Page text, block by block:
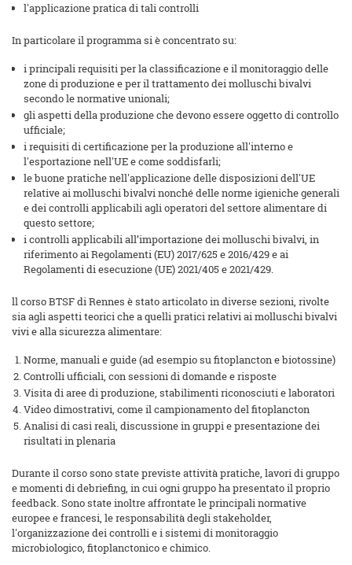
l'applicazione pratica di tali controlli
In particolare il programma si è concentrato su:
i principali requisiti per la classificazione e il monitoraggio delle
zone di produzione e per il trattamento dei molluschi bivalvi
secondo le normative unionali;
gli aspetti della produzione che devono essere oggetto di controllo
ufficiale;
i requisiti di certificazione per la produzione all'interno e
l'esportazione nell'UE e come soddisfarli;
le buone pratiche nell'applicazione delle disposizioni dell'UE
relative ai molluschi bivalvi nonché delle norme igieniche generali
e dei controlli applicabili agli operatori del settore alimentare di
questo settore;
i controlli applicabili all’importazione dei molluschi bivalvi, in
riferimento ai Regolamenti (EU) 2017/625 e 2016/429 e ai
Regolamenti di esecuzione (UE) 2021/405 e 2021/429.
ll corso BTSF di Rennes è stato articolato in diverse sezioni, rivolte
sia agli aspetti teorici che a quelli pratici relativi ai molluschi bivalvi
vivi e alla sicurezza alimentare:
Norme, manuali e guide (ad esempio su fitoplancton e biotossine)
Controlli ufficiali, con sessioni di domande e risposte
Visita di aree di produzione, stabilimenti riconosciuti e laboratori
Video dimostrativi, come il campionamento del fitoplancton
Analisi di casi reali, discussione in gruppi e presentazione dei
risultati in plenaria
Durante il corso sono state previste attività pratiche, lavori di gruppo
e momenti di debriefing, in cui ogni gruppo ha presentato il proprio
feedback. Sono state inoltre affrontate le principali normative
europee e francesi, le responsabilità degli stakeholder,
l'organizzazione dei controlli e i sistemi di monitoraggio
microbiologico, fitoplanctonico e chimico.